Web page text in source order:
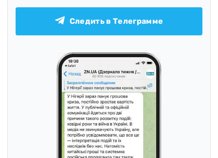
Следить в Телеграмме